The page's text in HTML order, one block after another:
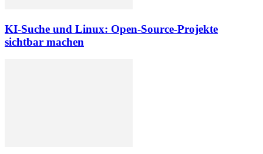
KI-Suche und Linux: Open-Source-Projekte
sichtbar machen